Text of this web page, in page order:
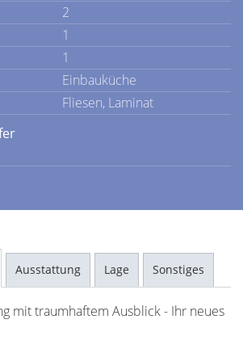
2
1
1
Einbauküche
Fliesen, Laminat
Ausstattung Lage Sonstiges
mit traumhaftem Ausblick - Ihr neues